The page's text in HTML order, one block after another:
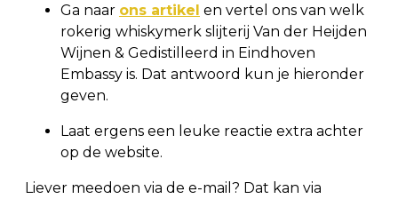
Ga naar ons artikel en vertel ons van welk
rokerig whiskymerk slijterij Van der Heijden
Wijnen & Gedistilleerd in Eindhoven
Embassy is. Dat antwoord kun je hieronder
geven.
Laat ergens een leuke reactie extra achter
op de website.
Liever meedoen via de e-mail? Dat kan via